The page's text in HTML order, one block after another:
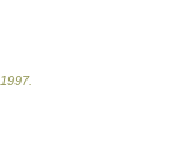
1997.